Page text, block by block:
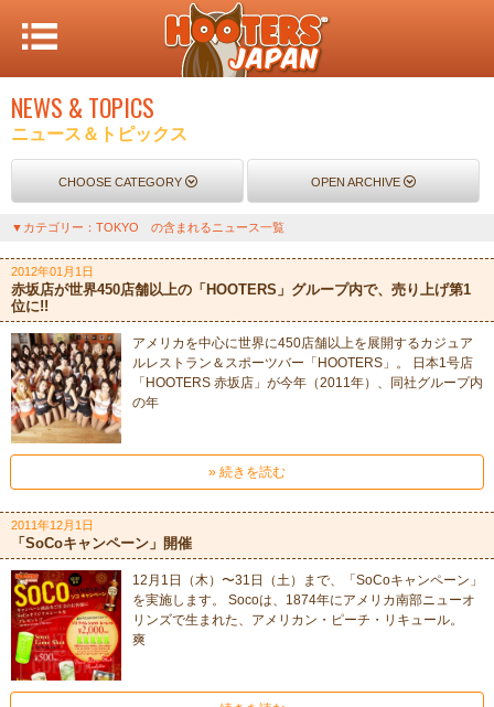
NEWS & TOPICS
ニュース＆トピックス
CHOOSE CATEGORY OPEN ARCHIVE
▼カテゴリー：TOKYO の含まれるニュース一覧
2012年01月1日
赤坂店が世界450店舗以上の「HOOTERS」グループ内で、売り上げ第1
位に!!
アメリカを中心に世界に450店舗以上を展開するカジュア
ルレストラン＆スポーツバー「HOOTERS」。 日本1号店
「HOOTERS 赤坂店」が今年（2011年）、同社グループ内
の年
» 続きを読む
2011年12月1日
「SoCoキャンペーン」開催
12月1日（木）〜31日（土）まで、「SoCoキャンペーン」
を実施します。 Socoは、1874年にアメリカ南部ニューオ
リンズで生まれた、アメリカン・ピーチ・リキュール。
爽